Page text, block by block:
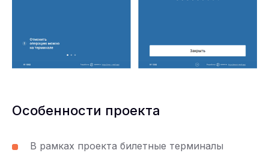
Особенности проекта
В рамках проекта билетные терминалы